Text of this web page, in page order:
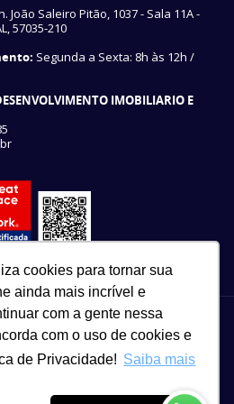
cookies para tornar sua
ainda mais incrível e
com a gente nessa
com o uso de cookies e
de Privacidade! Saiba mais
João Saleiro Pitão, 1037 - Sala 11A -
57035-210
Segunda a Sexta: 8h às 12h /
IMOBILIARIO E